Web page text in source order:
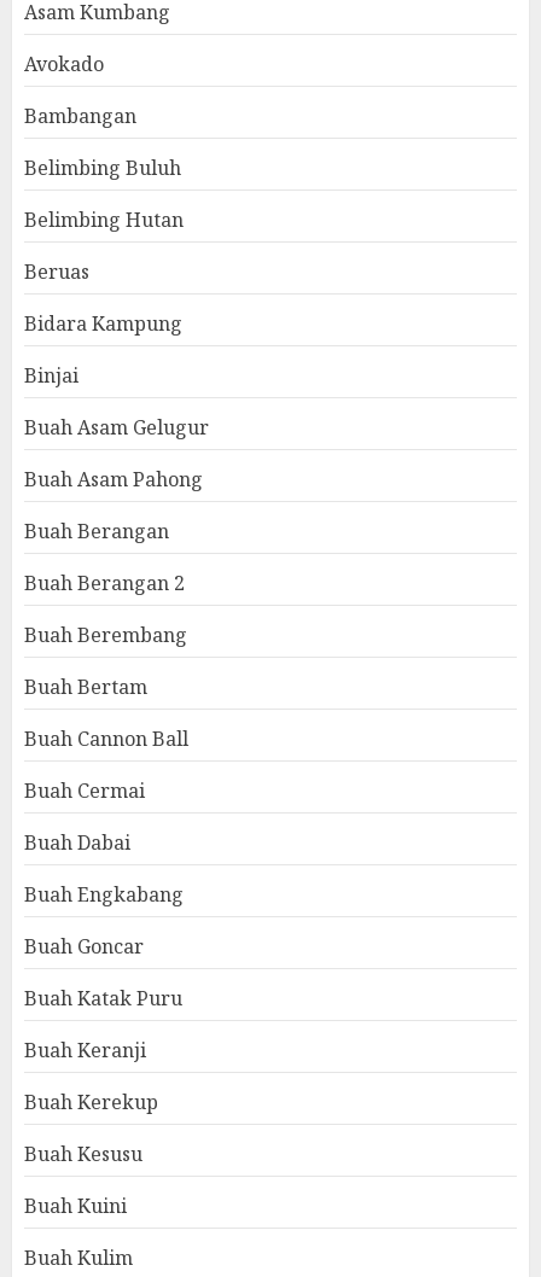
Asam Kumbang
Avokado
Bambangan
Belimbing Buluh
Belimbing Hutan
Beruas
Bidara Kampung
Binjai
Buah Asam Gelugur
Buah Asam Pahong
Buah Berangan
Buah Berangan 2
Buah Berembang
Buah Bertam
Buah Cannon Ball
Buah Cermai
Buah Dabai
Buah Engkabang
Buah Goncar
Buah Katak Puru
Buah Keranji
Buah Kerekup
Buah Kesusu
Buah Kuini
Buah Kulim